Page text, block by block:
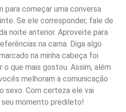
para começar uma conversa
Se ele corresponder, fale de
noite anterior. Aproveite para
na cama. Diga algo
na minha cabeça foi
o que mais gostou. Assim, além
melhoram a comunicação
sexo. Com certeza ele vai
momento predileto!